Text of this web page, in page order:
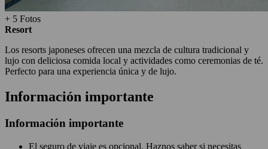
+ 5 Fotos
Resort
Los resorts japoneses ofrecen una mezcla de cultura tradicional y
lujo con deliciosa comida local y actividades como ceremonias de té.
Perfecto para una experiencia única y de lujo.
Información importante
Información importante
El seguro de viaje es opcional. Haznos saber si necesitas